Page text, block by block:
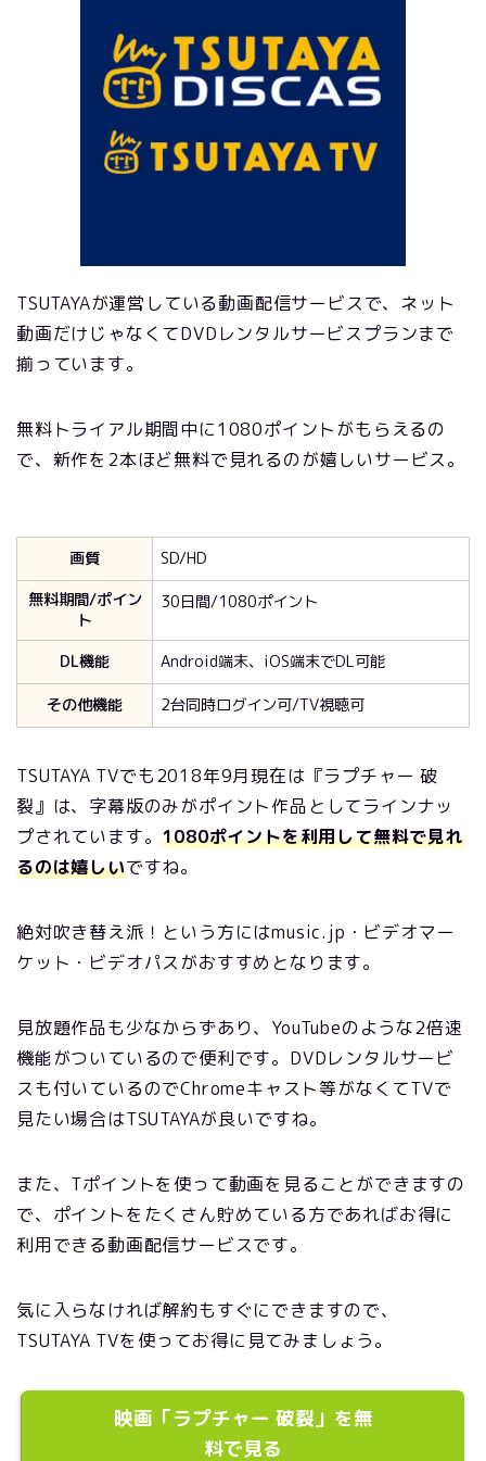
TSUTAYAが運営している動画配信サービスで、ネット
動画だけじゃなくてDVDレンタルサービスプランまで
揃っています。
無料トライアル期間中に1080ポイントがもらえるの
で、新作を2本ほど無料で見れるのが嬉しいサービス。
画質
SD/HD
無料期間/ポイン
ト
30日間/1080ポイント
DL機能
Android端末、iOS端末でDL可能
その他機能
2台同時ログイン可/TV視聴可
TSUTAYA TVでも2018年9月現在は『ラプチャー 破
裂』は、字幕版のみがポイント作品としてラインナッ
プされています。1080ポイントを利用して無料で見れ
るのは嬉しいですね。
絶対吹き替え派！という方にはmusic.jp・ビデオマー
ケット・ビデオパスがおすすめとなります。
見放題作品も少なからずあり、YouTubeのような2倍速
機能がついているので便利です。DVDレンタルサービ
スも付いているのでChromeキャスト等がなくてTVで
見たい場合はTSUTAYAが良いですね。
また、Tポイントを使って動画を見ることができますの
で、ポイントをたくさん貯めている方であればお得に
利用できる動画配信サービスです。
気に入らなければ解約もすぐにできますので、
TSUTAYA TVを使ってお得に見てみましょう。
映画「ラプチャー 破裂」を無
料で見る